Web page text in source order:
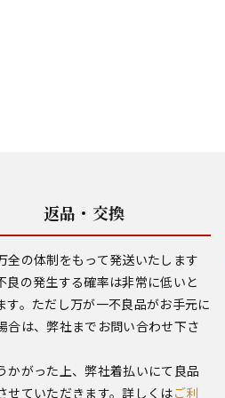
返品・交換
全の体制をもって発送いたします
良の発生する確率は非常に低いと
す。ただし万が一不良品がお手元に
合は、弊社までお問い合わせ下さ
かがった上、弊社着払いにて良品
せていただきます。詳しくはご利